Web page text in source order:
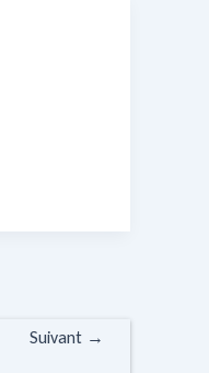
Suivant →